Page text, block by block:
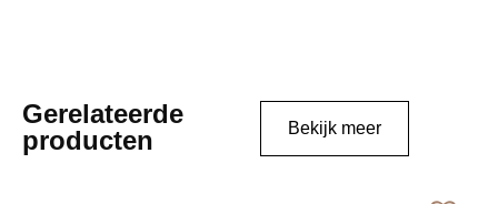
Gerelateerde
producten
Bekijk meer